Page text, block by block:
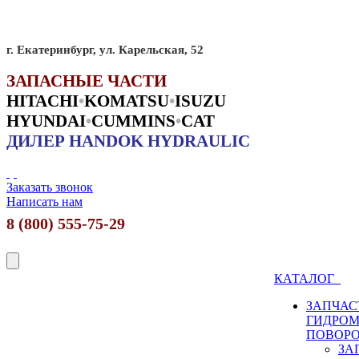
г. Екатеринбург, ул. Карельская, 52
ЗАПАСНЫЕ ЧАСТИ
HITACHI•KOMATSU•ISUZU
HYUNDAI•CUMMINS•CAT
ДИЛЕР HANDOK HYDRAULIC
Заказать звонок
Написать нам
8 (800) 555-75-29
КАТАЛОГ